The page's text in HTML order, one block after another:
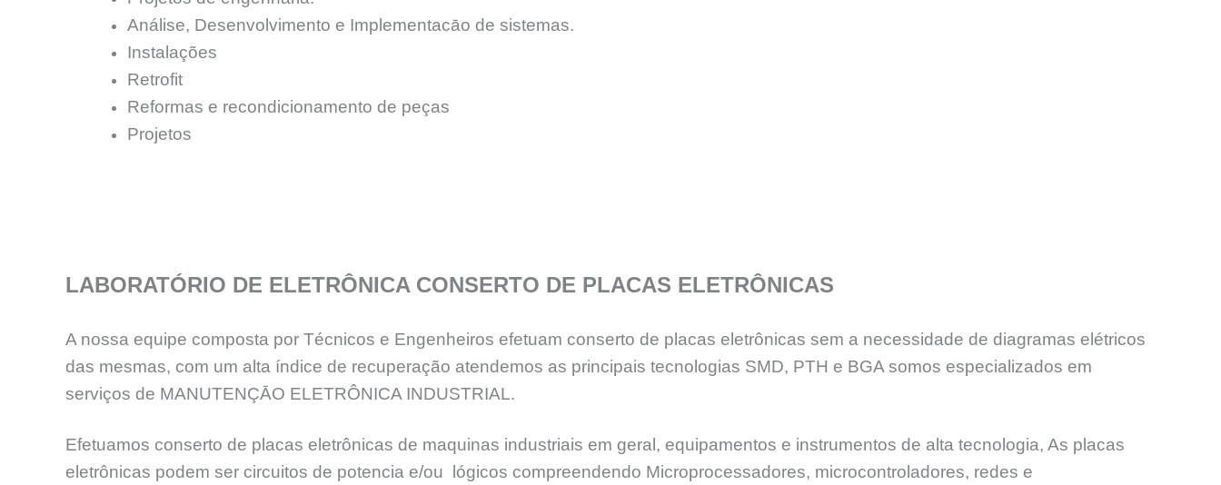
Análise, Desenvolvimento e Implementacāo de sistemas.
Instalações
Retrofit
Reformas e recondicionamento de peças
Projetos
LABORATÓRIO DE ELETRÔNICA CONSERTO DE PLACAS ELETRÔNICAS
A nossa equipe composta por Técnicos e Engenheiros efetuam conserto de placas eletrônicas sem a necessidade de diagramas elétricos
das mesmas, com um alta índice de recuperação atendemos as principais tecnologias SMD, PTH e BGA somos especializados em
serviços de MANUTENÇĀO ELETRÔNICA INDUSTRIAL.
Efetuamos conserto de placas eletrônicas de maquinas industriais em geral, equipamentos e instrumentos de alta tecnologia, As placas
eletrônicas podem ser circuitos de potencia e/ou lógicos compreendendo Microprocessadores, microcontroladores, redes e